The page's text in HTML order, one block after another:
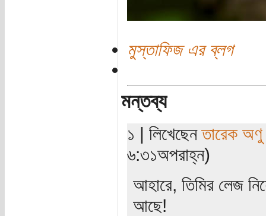
মুস্তাফিজ এর ব্লগ
মন্তব্য
১ | লিখেছেনতারেক অণু
৬:৩১অপরাহ্ন)
আহারে, তিমির লেজ
আছে!